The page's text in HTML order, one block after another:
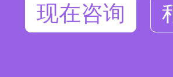
现在咨询